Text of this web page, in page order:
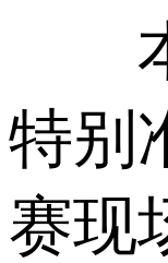
本
特别
赛现